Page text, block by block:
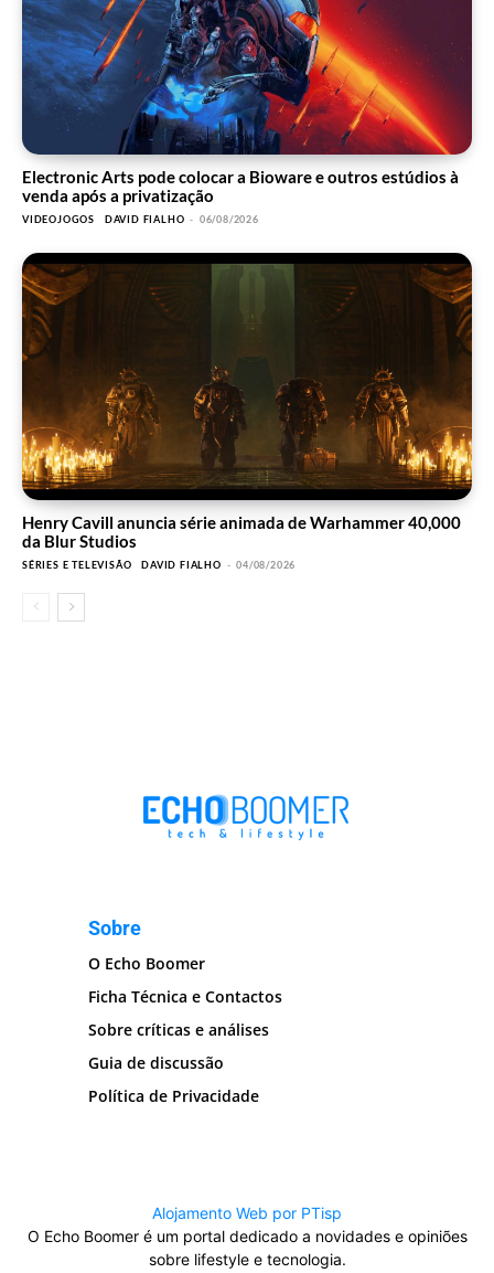
Electronic Arts pode colocar a Bioware e outros estúdios à
venda após a privatização
VIDEOJOGOS DAVID FIALHO - 06/08/2026
Henry Cavill anuncia série animada de Warhammer 40,000
da Blur Studios
SÉRIES E TELEVISÃO DAVID FIALHO - 04/08/2026
Sobre
O Echo Boomer
Ficha Técnica e Contactos
Sobre críticas e análises
Guia de discussão
Política de Privacidade
Alojamento Web por PTisp
O Echo Boomer é um portal dedicado a novidades e opiniões
sobre lifestyle e tecnologia.